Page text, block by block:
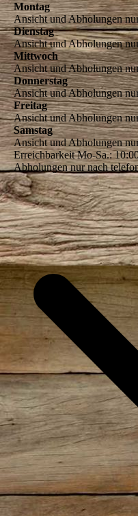
Montag
Ansicht und Abholungen
Dienstag
Ansicht und Abholungen
Mittwoch
Ansicht und Abholungen
Donnerstag
Ansicht und Abholungen
Freitag
Ansicht und Abholungen
Samstag
Ansicht und Abholungen
Erreichbarkeit Mo-Sa.:
Abholungen nur nach